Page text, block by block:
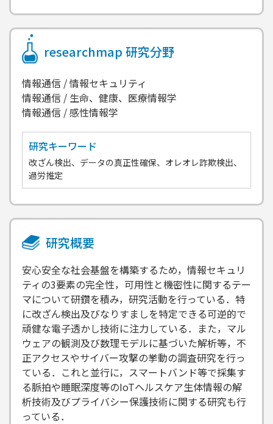
researchmap 研究分野
情報通信 / 情報セキュリティ
情報通信 / 生命、健康、医療情報学
情報通信 / 感性情報学
研究キーワード
改ざん検出、データの真正性確保、オレオレ詐欺検出、
過労推定
研究概要
安心安全な社会基盤を構築するため，情報セキュリ
ティの3要素の完全性，可用性と機密性に関するテー
マについて研鑽を積み，研究活動を行っている．特
に改ざん検出及びなりすましを特定できる可逆的で
頑健な電子透かし技術に注力している．また，マル
ウェアの観測及び数理モデルに基づいた解析等，不
正アクセスやサイバー攻撃の挙動の調査研究を行っ
ている．これと並行に，スマートバンド等で採集す
る脈拍や睡眠深度等のIoTヘルスケア生体情報の解
析技術及びプライバシー保護技術に関する研究も行
っている．